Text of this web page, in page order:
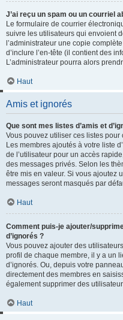
J’ai reçu un spam ou un courriel
Le formulaire de courrier
suivre les utilisateurs qui envoient
l’administrateur une copie
d’inclure l’en-tête (il contient des
L’administrateur pourra alors
Haut
Amis et ignorés
Que sont mes listes d’amis et
Vous pouvez utiliser ces listes
Les membres ajoutés à votre liste
de l’utilisateur pour un accès
des messages privés. Selon les
être mis en valeur. Si vous ajoutez
messages seront masqués par
Haut
Comment puis-je ajouter/
d’ignorés ?
Vous pouvez ajouter des
profil de chaque membre, il y a un
d’ignorés. Ou, depuis votre
directement des membres en
également supprimer des
Haut